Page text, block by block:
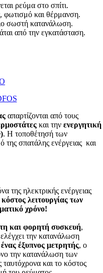
ρεύμα στο σπίτι.
φωτισμό και θέρμανση.
σωστή κατανάλωση.
από την εγκατάσταση.
απαρτίζονται από τους
και την ενεργητική
. Η τοποθέτησή των
της σπατάλης ενέργειας και
της ηλεκτρικής ενέργειας
κόστος λειτουργίας των
χρόνο!
και φορητή συσκευή,
την κατανάλωση
έξυπνος μετρητής, ο
την κατανάλωση των
και το κόστος